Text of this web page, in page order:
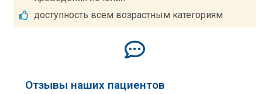
доступность всем возрастным категориям
Отзывы наших пациентов